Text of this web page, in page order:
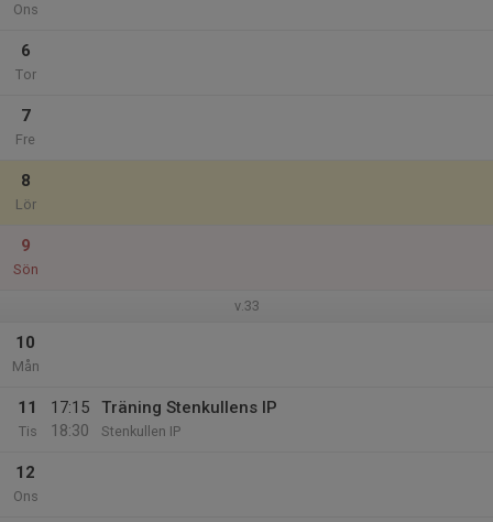
Ons
6
Tor
7
Fre
8
Lör
9
Sön
v.33
10
Mån
11
Tis
17:15
18:30
Träning Stenkullens IP
Stenkullen IP
12
Ons